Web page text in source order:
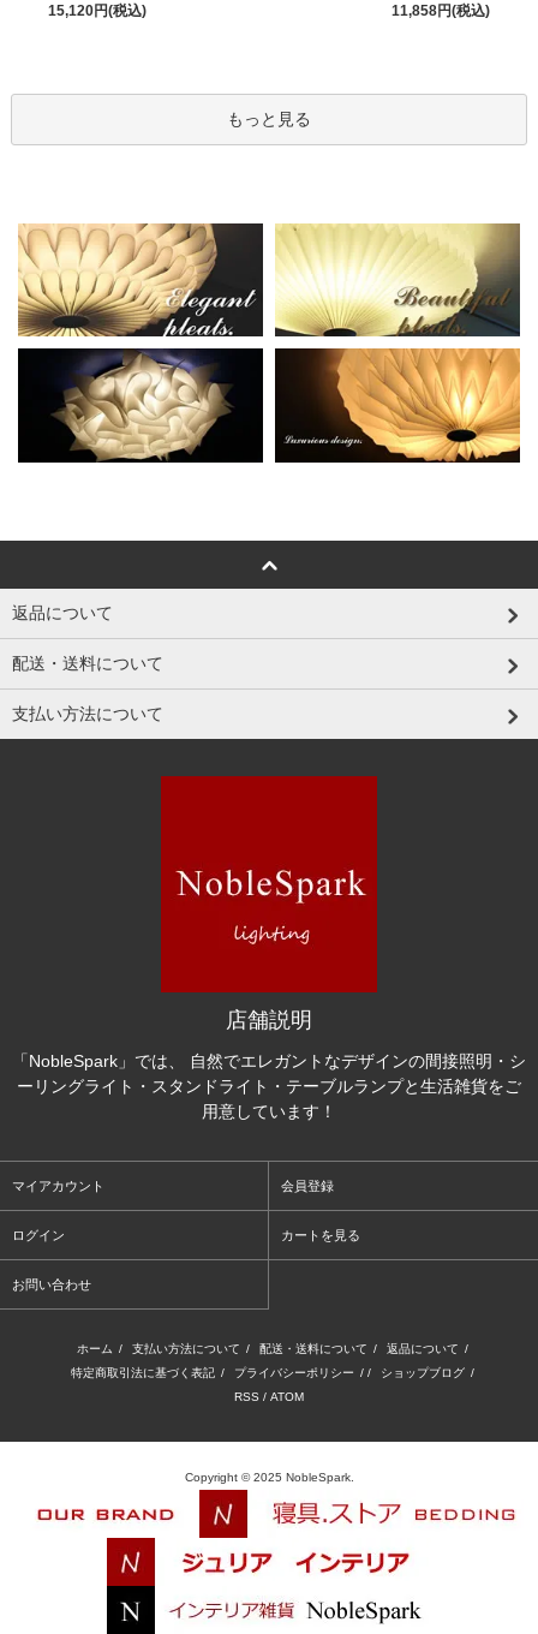
15,120円(税込)
11,858円(税込)
もっと見る
返品について
配送・送料について
支払い方法について
店舗説明
「NobleSpark」では、 自然でエレガントなデザインの間接照明・シ
ーリングライト・スタンドライト・テーブルランプと生活雑貨をご
用意しています！
マイアカウント 会員登録
ログイン カートを見る
お問い合わせ
ホーム / 支払い方法について / 配送・送料について / 返品について /
特定商取引法に基づく表記 / プライバシーポリシー / / ショップブログ /
RSS / ATOM
Copyright © 2025 NobleSpark.